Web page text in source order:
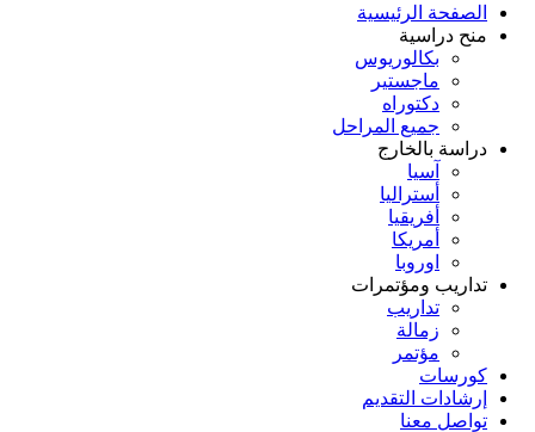
الصفحة الرئيسية
منح دراسية
بكالوريوس
ماجستير
دكتوراه
جميع المراحل
دراسة بالخارج
آسيا
أستراليا
أفريقيا
أمريكا
اوروبا
تداريب ومؤتمرات
تداريب
زمالة
مؤتمر
كورسات
إرشادات التقديم
تواصل معنا